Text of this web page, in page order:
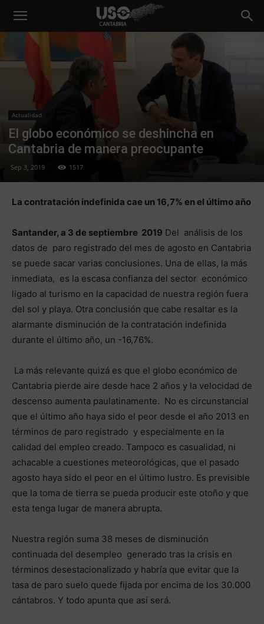
Actualidad
El globo económico se deshincha en
Cantabria de manera preocupante
Sep 3, 2019 1517
La contratación indefinida cae un 16,7% en el último año
Santander, a 3 de septiembre 2019 Del análisis de los
datos de paro registrado del mes de agosto en Cantabria
se puede sacar varias conclusiones. Una de ellas, la más
inmediata, es la escasa confianza del sector económico
ligado al turismo en la capacidad de nuestra región fuera
del sol y playa. Otra conclusión que cabe resaltar es la
alarmante disminución de la contratación indefinida
durante el último año, un -16,76%.
La más relevante quizá es que el globo económico de
Cantabria pierde aire desde hace 2 años y la velocidad de
descenso aumenta paulatinamente. No es circunstancial
que el último año haya sido el peor desde el año 2013 en
términos de paro registrado y especialmente en la
calidad del empleo creado. Tampoco es casualidad, ni
achacable a cuestiones meteorológicas, que el pasado
agosto haya sido el peor en el último lustro. Es previsible
que la toma de tierra se pueda producir este otoño y que
esta tenga lugar de manera abrupta.
Nuestra región suma 38 meses de disminución
continuada del desempleo generado tras la crisis en
términos desestacionalizado y habría que evitar que la
tasa de paro suelo quede fijada por encima de los 30.000
cántabros. Y todo apunta que así será.